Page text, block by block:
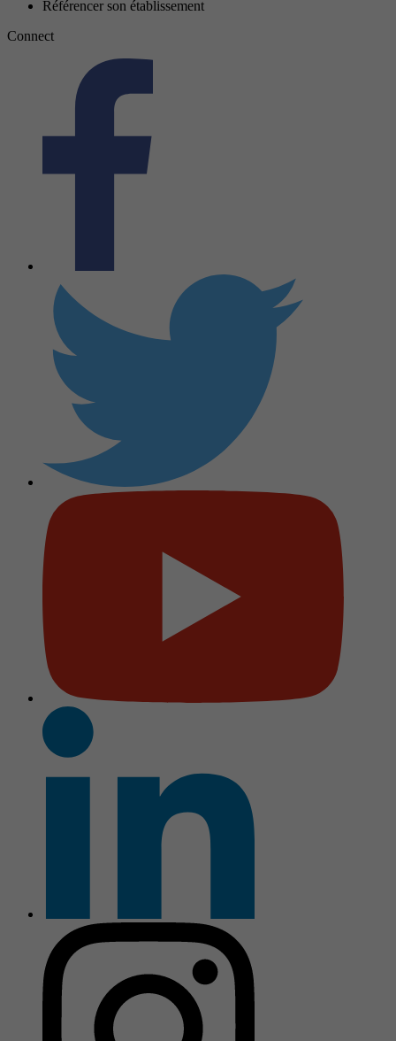
Référencer son établissement
Connect